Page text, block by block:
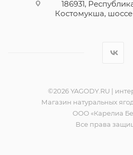
186931,
Костомукша, шоссе
©2026 YAGODY.RU |
Магазин натуральных
ООО «Карелиа
Все права